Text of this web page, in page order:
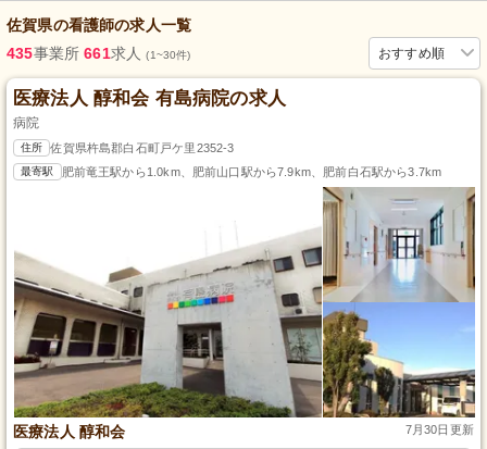
佐賀県の看護師の求人一覧
おすすめ順
435事業所 661求人(1~30件)
医療法人 醇和会 有島病院の求人
病院
住所 佐賀県杵島郡白石町戸ケ里2352-3
最寄駅 肥前竜王駅から1.0km、肥前山口駅から7.9km、肥前白石駅から3.7km
医療法人 醇和会 7月30日更新